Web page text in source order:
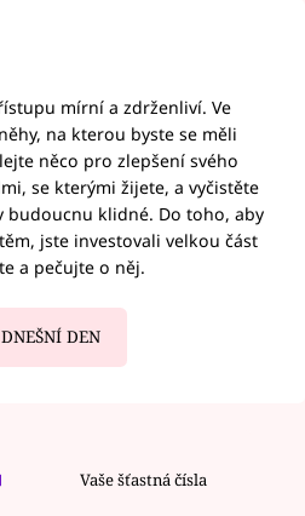
mírní a zdrženliví. Ve
na kterou byste se měli
něco pro zlepšení svého
se kterými žijete, a vyčistěte
budoucnu klidné. Do toho, aby
jste investovali velkou část
a pečujte o něj.
DEN
Vaše šťastná čísla